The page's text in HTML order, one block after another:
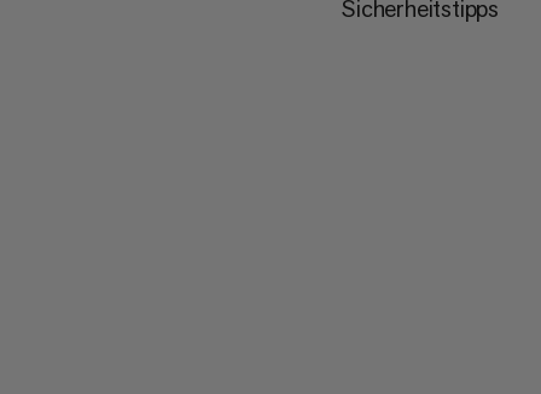
Sicherheitstipps